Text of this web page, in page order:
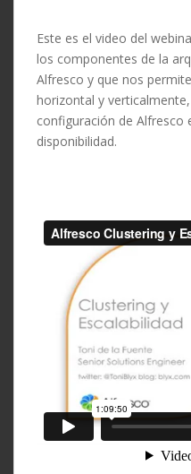
Este es el video del
los componentes de la
Alfresco y que nos
horizontal y
configuración de Alfresco
disponibilidad.